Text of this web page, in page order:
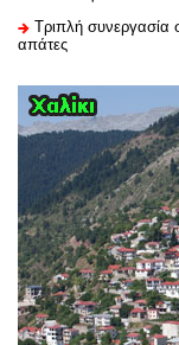
Τριπλή συνεργασία
απάτες